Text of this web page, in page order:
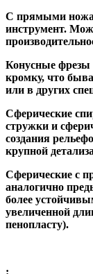
С прямыми
инструмент.
Конусные фрезы
кромку, что
или в других
Сферические
стружки и
создания
крупной
Сферические с
аналогично
более
увеличенной
пенопласту).
: